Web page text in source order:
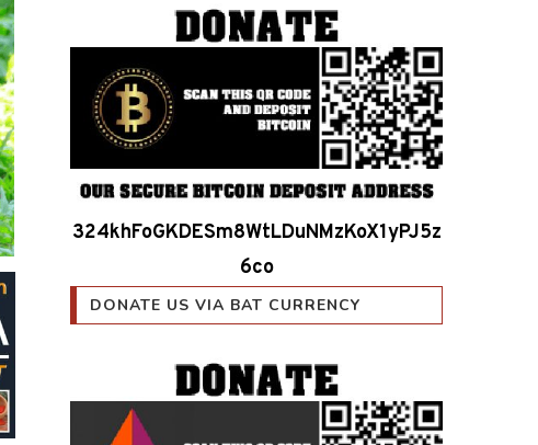
324khFoGKDESm8WtLDuNMzKoX1yPJ5z
6co
DONATE US VIA BAT CURRENCY